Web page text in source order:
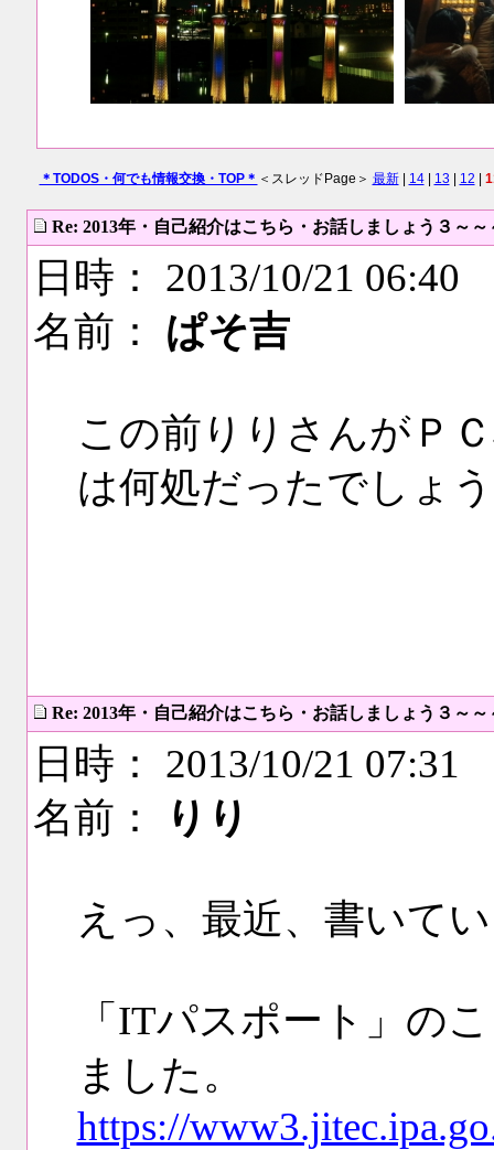
＊TODOS・何でも情報交換・TOP＊ ＜スレッドPage＞ 最新| 14| 13 12
Re: 2013年・自己紹介はこちら・お話しましょう３～
日時： 2013/10/21 06:40
名前： ぱそ吉
この前りりさんがＰ
は何処だったでしょ
Re: 2013年・自己紹介はこちら・お話しましょう３～
日時： 2013/10/21 07:31
名前：
りり
えっ、最近、書いて
「ITパスポート」の
ました。
https://